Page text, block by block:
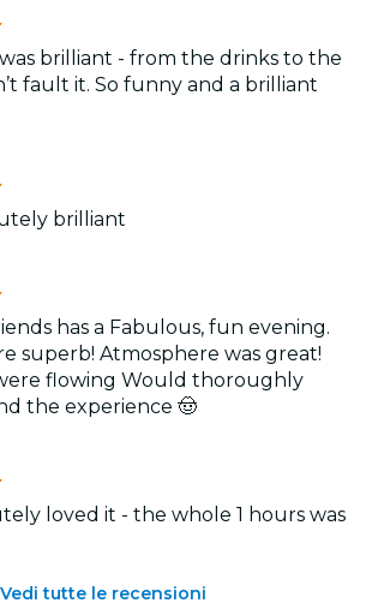
brilliant - from the drinks to the
fault it. So funny and a brilliant
brilliant
has a Fabulous, fun evening.
superb! Atmosphere was great!
flowing Would thoroughly
the experience 🤠
loved it - the whole 1 hours was
Vedi tutte le recensioni